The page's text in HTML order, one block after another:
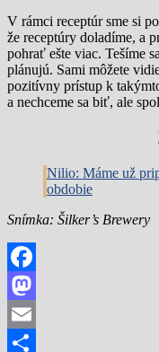
V rámci receptúr sme si
že receptúry doladíme, a
pohrať ešte viac. Tešíme
plánujú. Sami môžete
pozitívny prístup k
a nechceme sa biť, ale
Nilio: Máme už
obdobie
Snímka: Šilker’s Brewery
Facebook
Mastodon
Email